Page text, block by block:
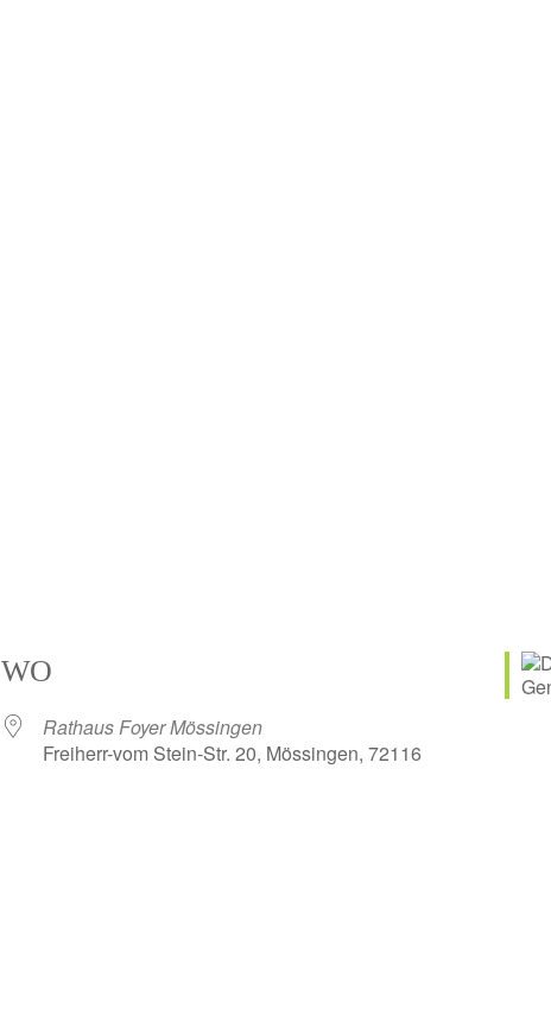
WO
Rathaus Foyer Mössingen
Freiherr-vom Stein-Str. 20, Mössingen, 72116